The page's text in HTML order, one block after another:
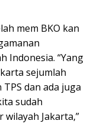
mem BKO kan
Indonesia. “Yang
sejumlah
dan ada juga
sudah
Jakarta,”